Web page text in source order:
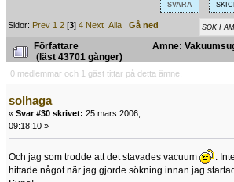
SVARA
Sidor: Prev 1 2 [3]4 Next Alla Gå ned
Författare
Ämne:
(läst 43701 gånger)
0 medlemmar och 1 gäst tittar på detta ämne.
solhaga
« Svar #30 skrivet: 25 mars 2006,
09:18:10 »
Och jag som trodde att det stavades vacuum
.
hittade något när jag gjorde sökning innan jag